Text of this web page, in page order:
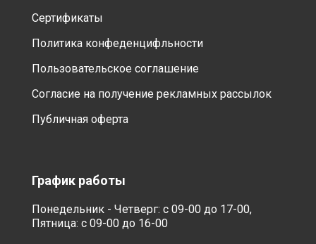
Сертификаты
Политика конфеденцифльности
Пользовательское соглашение
Согласие на получение рекламных рассылок
Публичная оферта
График работы
Понедельник - Четверг: с 09-00 до 17-00,
Пятница: с 09-00 до 16-00